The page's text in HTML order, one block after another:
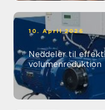
10. April 2026
Neddeler til
volumenreduktion